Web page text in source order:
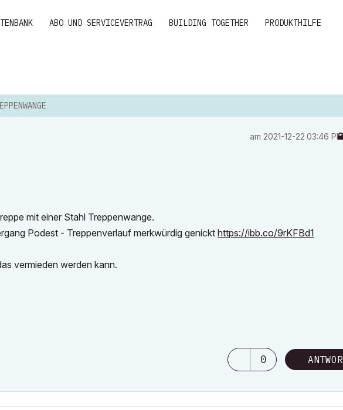
ABO UND SERVICEVERTRAG BUILDING TOGETHER PRODUKTHILFE
am ‎2021-12-22 03:46 PM
mit einer Stahl Treppenwange.
Podest - Treppenverlauf merkwürdig genickt https://ibb.co/9rKFBd1
vermieden werden kann.
0